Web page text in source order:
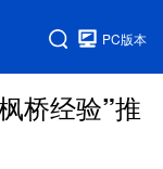
PC版本
桥经验”推